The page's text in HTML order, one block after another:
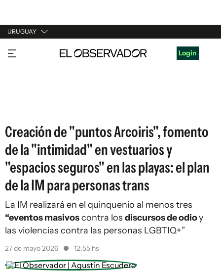
URUGUAY
URUGUAY
ARGENTINA
Login
Creación de "puntos Arcoiris", fomento
de la "intimidad" en vestuarios y
"espacios seguros" en las playas: el plan
de la IM para personas trans
La IM realizará en el quinquenio al menos tres
“eventos masivoscontra los discursos de odioy
las violencias contra las personas LGBTIQ+”
27 de mayo 2026 12:55 hs